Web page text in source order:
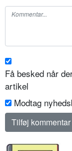
Få besked når
artikel
Modtag